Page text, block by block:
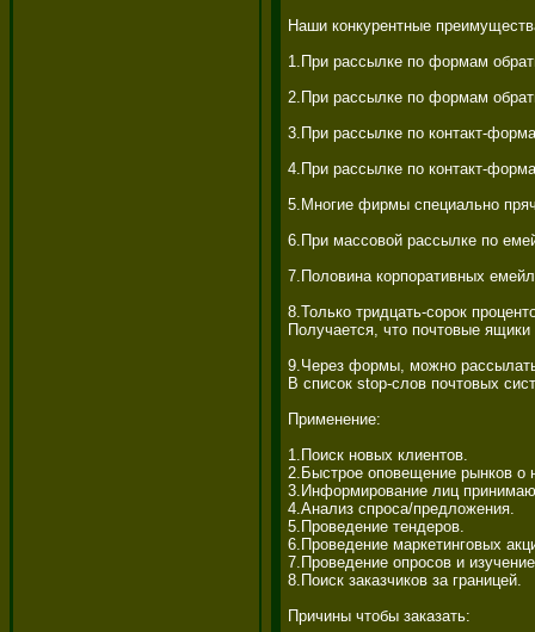
Наши конкурентные
1.При рассылке по формам
2.При рассылке по формам
3.При рассылке по контакт-
4.При рассылке по контакт-
5.Многие фирмы специально
6.При массовой рассылке по
7.Половина корпоративных
8.Только тридцать-сорок
Получается, что почтовые
9.Через формы, можно
В список stop-слов почтовых
Применение:
1.Поиск новых клиентов.
2.Быстрое оповещение рынков
3.Информирование лиц
4.Анализ спроса/предложения.
5.Проведение тендеров.
6.Проведение маркетинговых
7.Проведение опросов и
8.Поиск заказчиков за границей.
Причины чтобы заказать: